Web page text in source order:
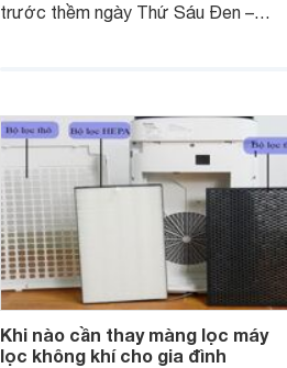
trước thềm ngày Thứ Sáu Đen –
Khi nào cần thay màng lọc máy
lọc không khí cho gia đình